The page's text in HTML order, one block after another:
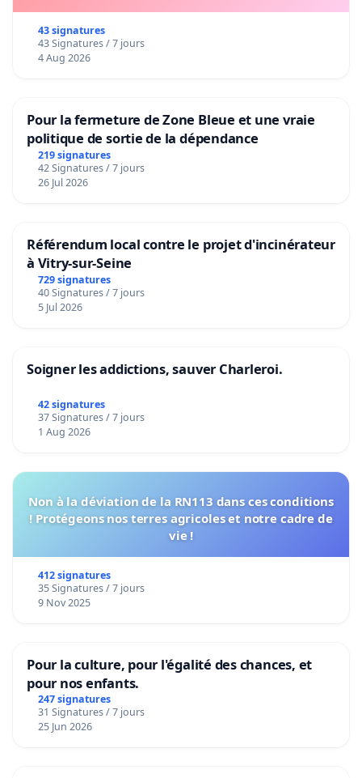
43 signatures
43 Signatures / 7 jours
4 Aug 2026
Pour la fermeture de Zone Bleue et une vraie
politique de sortie de la dépendance
219 signatures
42 Signatures / 7 jours
26 Jul 2026
Référendum local contre le projet d'incinérateur
à Vitry-sur-Seine
729 signatures
40 Signatures / 7 jours
5 Jul 2026
Soigner les addictions, sauver Charleroi.
42 signatures
37 Signatures / 7 jours
1 Aug 2026
Non à la déviation de la RN113 dans ces conditions
! Protégeons nos terres agricoles et notre cadre de
vie !
412 signatures
35 Signatures / 7 jours
9 Nov 2025
Pour la culture, pour l'égalité des chances, et
pour nos enfants.
247 signatures
31 Signatures / 7 jours
25 Jun 2026